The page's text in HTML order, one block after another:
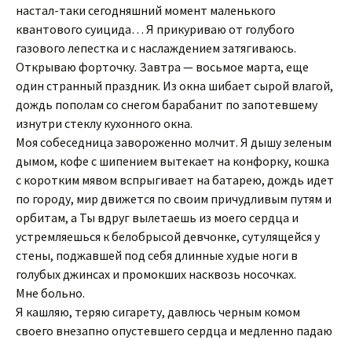
настал-таки сегодняшний момент маленького
квантового суицида… Я прикуриваю от голубого
газового лепестка и с наслаждением затягиваюсь.
Открываю форточку. Завтра — восьмое марта, еще
один странный праздник. Из окна шибает сырой влагой,
дождь пополам со снегом барабанит по запотевшему
изнутри стеклу кухонного окна.
Моя собеседница завороженно молчит. Я дышу зеленым
дымом, кофе с шипением вытекает на конфорку, кошка
с коротким мявом вспрыгивает на батарею, дождь идет
по городу, мир движется по своим причудливым путям и
орбитам, а Ты вдруг вылетаешь из моего сердца и
устремляешься к белобрысой девчонке, сутулящейся у
стены, поджавшей под себя длинные худые ноги в
голубых джинсах и промокших насквозь носочках.
Мне больно.
Я кашляю, теряю сигарету, давлюсь черным комом
своего внезапно опустевшего сердца и медленно падаю